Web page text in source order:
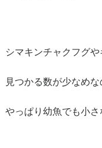
シマキンチャクフグ
見つかる数が少なめ
やっぱり幼魚でも小